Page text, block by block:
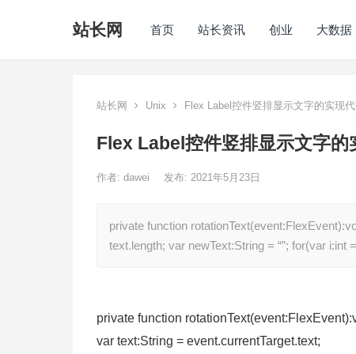
站长网 首页 站长资讯 创业 大数据
站长网 Unix Flex Label控件竖排显示文字的实现
Flex Label控件竖排显示文字的
作者: dawei 发布: 2021年5月23日
private function
text.length; var newText:String = “”; for(var
private function
var text:String = event.currentTarget.text;